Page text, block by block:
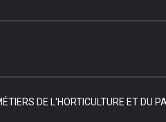
DE L'HORTICULTURE ET DU